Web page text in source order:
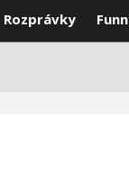
Rozprávky